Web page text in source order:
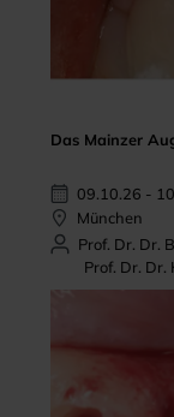
Das Mainzer
09.10.26 -
München
Prof. Dr. Dr.
Prof. Dr. Dr.